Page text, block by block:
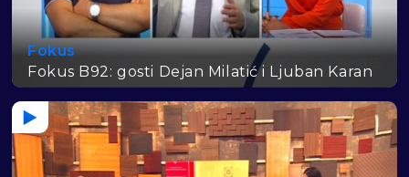
Fokus
Fokus B92: gosti Dejan Milatić i Ljuban Karan